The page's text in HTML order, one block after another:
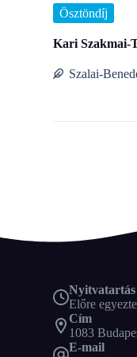
Ösztöndíj
Kari Szakmai-
Szalai-
Nyitvatartás
Előre
Cím
1083
E-mail